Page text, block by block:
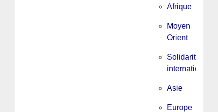
Afrique
Moyen
Orient
Solidarité
internationale
Asie
Europe